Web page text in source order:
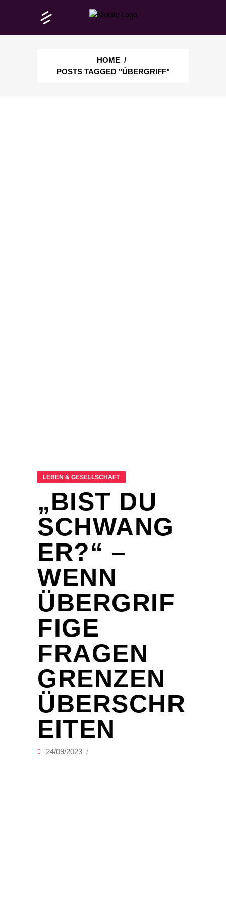
HOME /
POSTS TAGGED "ÜBERGRIFF"
LEBEN & GESELLSCHAFT
„BIST DU
SCHWANG
ER?“ –
WENN
ÜBERGRIF
FIGE
FRAGEN
GRENZEN
ÜBERSCHR
EITEN
24/09/2023